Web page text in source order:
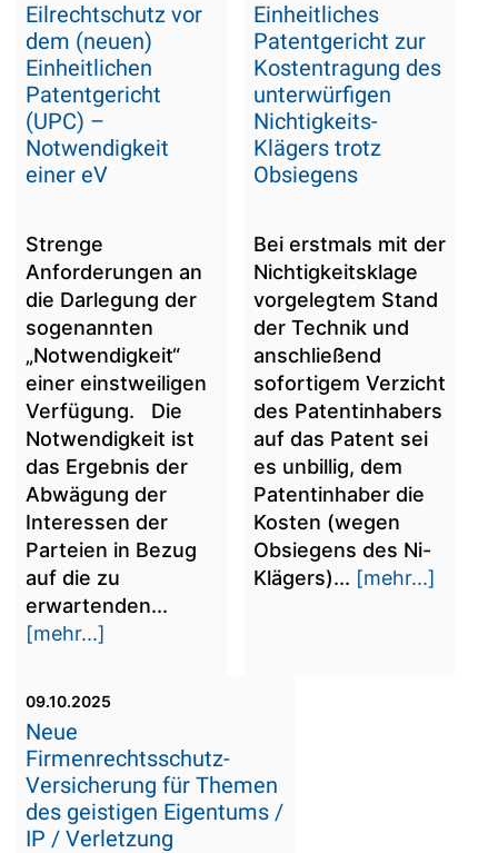
Eilrechtschutz vor
dem (neuen)
Einheitlichen
Patentgericht
(UPC) –
Notwendigkeit
einer eV
Strenge
Anforderungen an
die Darlegung der
sogenannten
„Notwendigkeit“
einer einstweiligen
Verfügung. Die
Notwendigkeit ist
das Ergebnis der
Abwägung der
Interessen der
Parteien in Bezug
auf die zu
erwartenden...
[mehr...]
Einheitliches
Patentgericht zur
Kostentragung des
unterwürfigen
Nichtigkeits-
Klägers trotz
Obsiegens
Bei erstmals mit der
Nichtigkeitsklage
vorgelegtem Stand
der Technik und
anschließend
sofortigem Verzicht
des Patentinhabers
auf das Patent sei
es unbillig, dem
Patentinhaber die
Kosten (wegen
Obsiegens des Ni-
Klägers)... [mehr...]
09.10.2025
Neue
Firmenrechtsschutz-
Versicherung für Themen
des geistigen Eigentums /
IP / Verletzung